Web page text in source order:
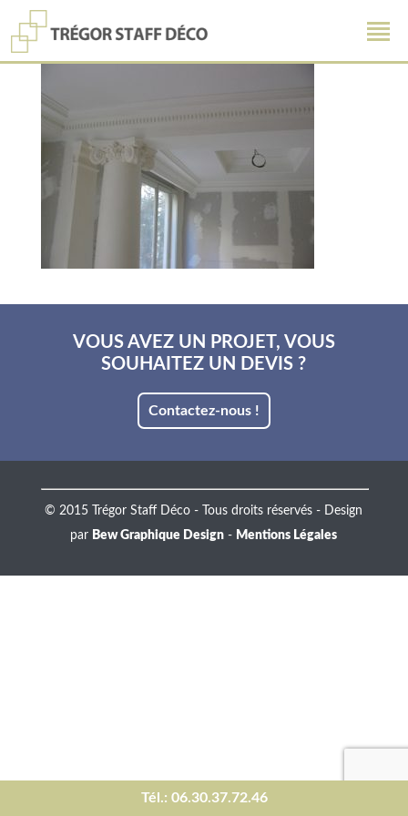
Tél.: 06.30.37.72.46
VOUS AVEZ UN PROJET, VOUS
SOUHAITEZ UN DEVIS ?
Contactez-nous !
© 2015 Trégor Staff Déco - Tous droits réservés - Design
par Bew Graphique Design - Mentions Légales